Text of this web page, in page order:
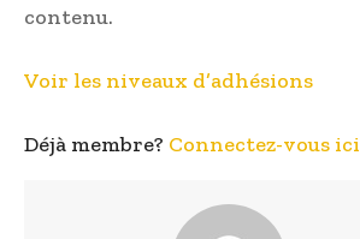
contenu.
Voir les niveaux d’adhésions
Déjà membre? Connectez-vous ici